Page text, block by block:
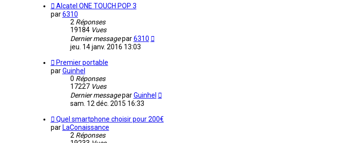
Alcatel ONE TOUCH POP 3
par6310
2 Réponses
19184 Vues
Dernier messagepar6310
jeu. 14 janv. 2016 13:03
Premier portable
parGuinhel
0 Réponses
17227 Vues
Dernier messageparGuinhel
sam. 12 déc. 2015 16:33
Quel smartphone choisir pour 200€
par LaConaissance
2 Réponses